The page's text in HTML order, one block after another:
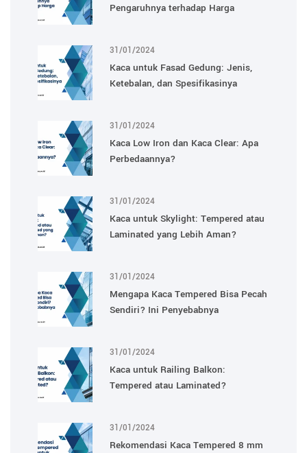
Pengaruhnya terhadap Harga
31/01/2024
Kaca untuk Fasad Gedung: Jenis,
Ketebalan, dan Spesifikasinya
31/01/2024
Kaca Low Iron dan Kaca Clear: Apa
Perbedaannya?
31/01/2024
Kaca untuk Skylight: Tempered atau
Laminated yang Lebih Aman?
31/01/2024
Mengapa Kaca Tempered Bisa Pecah
Sendiri? Ini Penyebabnya
31/01/2024
Kaca untuk Railing Balkon:
Tempered atau Laminated?
31/01/2024
Rekomendasi Kaca Tempered 8 mm